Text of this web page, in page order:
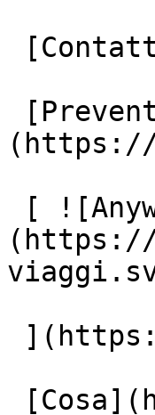
(https://
(https://